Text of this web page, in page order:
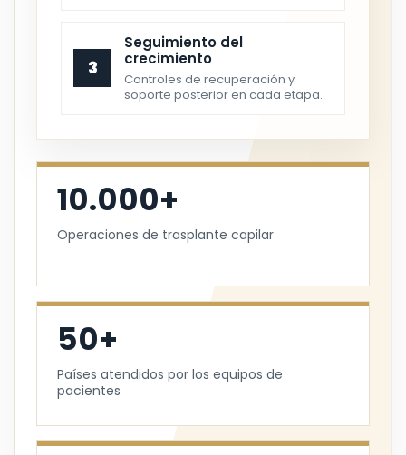
3
Seguimiento del
crecimiento
Controles de recuperación y
soporte posterior en cada etapa.
10.000+
Operaciones de trasplante capilar
50+
Países atendidos por los equipos de
pacientes